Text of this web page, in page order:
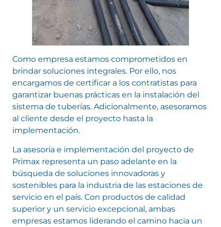
Como empresa estamos comprometidos en
brindar soluciones integrales. Por ello, nos
encargamos de certificar a los contratistas para
garantizar buenas prácticas en la instalación del
sistema de tuberías. Adicionalmente, asesoramos
al cliente desde el proyecto hasta la
implementación.
La asesoría e implementación del proyecto de
Primax representa un paso adelante en la
búsqueda de soluciones innovadoras y
sostenibles para la industria de las estaciones de
servicio en el país. Con productos de calidad
superior y un servicio excepcional, ambas
empresas estamos liderando el camino hacia un